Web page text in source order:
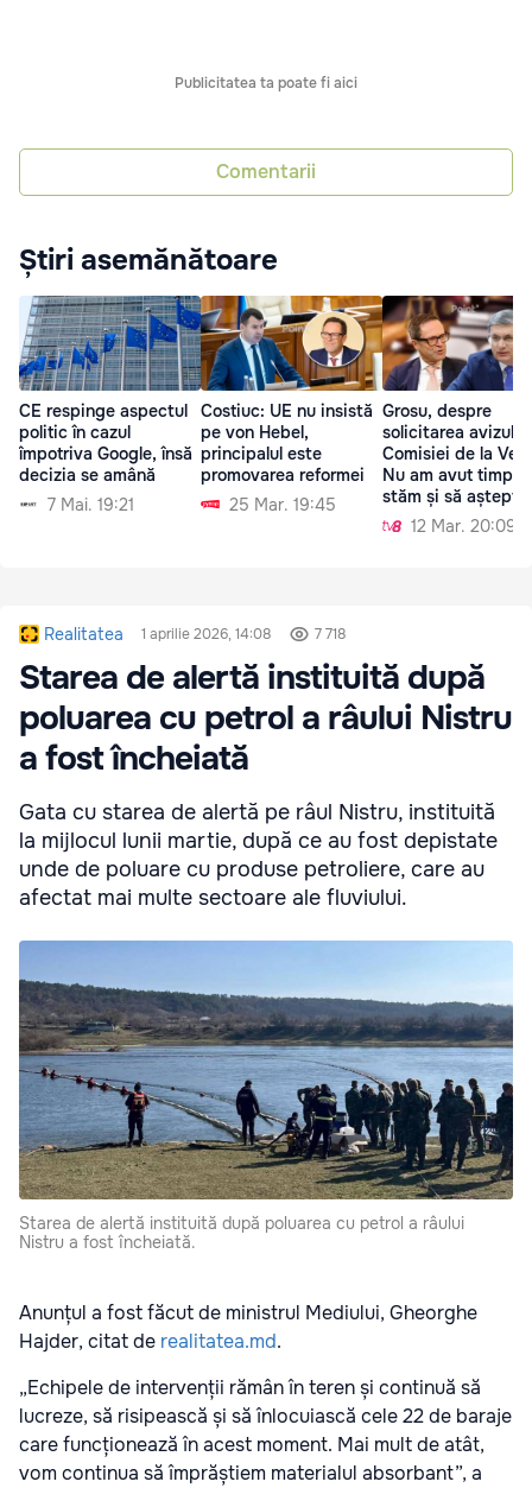
Publicitatea ta poate fi aici
Comentarii
Știri asemănătoare
CE respinge aspectul
politic în cazul
împotriva Google, însă
decizia se amână
7 Mai. 19:21
Costiuc: UE nu insistă
pe von Hebel,
principalul este
promovarea reformei
25 Mar. 19:45
Grosu, despre
solicitarea avizului
Comisiei de la
Nu am avut timp
stăm și să
12 Mar. 20:09
Realitatea 1 aprilie 2026, 14:08 7 718
Starea de alertă instituită după
poluarea cu petrol a râului Nistru
a fost încheiată
Gata cu starea de alertă pe râul Nistru, instituită
la mijlocul lunii martie, după ce au fost depistate
unde de poluare cu produse petroliere, care au
afectat mai multe sectoare ale fluviului.
Starea de alertă instituită după poluarea cu petrol a râului
Nistru a fost încheiată.
Anunțul a fost făcut de ministrul Mediului, Gheorghe
Hajder, citat de realitatea.md.
„Echipele de intervenții rămân în teren și continuă să
lucreze, să risipească și să înlocuiască cele 22 de baraje
care funcționează în acest moment. Mai mult de atât,
vom continua să împrăștiem materialul absorbant”, a